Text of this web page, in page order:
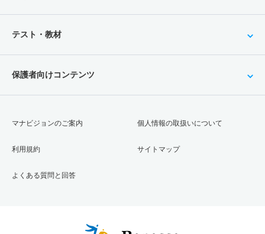
テスト・教材
保護者向けコンテンツ
マナビジョンのご案内
利用規約
よくある質問と回答
個人情報の取扱いについて
サイトマップ